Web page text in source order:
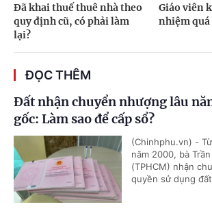
Đã khai thuế thuê nhà theo
quy định cũ, có phải làm
lại?
Giáo viên
nhiệm quá
ĐỌC THÊM
Đất nhận chuyển nhượng lâu
gốc: Làm sao để cấp sổ?
(Chinhphu.vn) -
năm 2000, bà
(TPHCM) nhận
quyền sử dụng